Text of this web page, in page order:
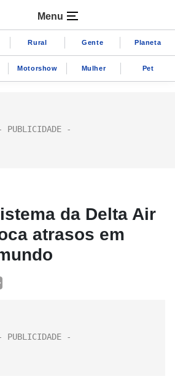
Menu
Rural Gente Planeta
Motorshow Mulher Pet
da Delta Air
atrasos em